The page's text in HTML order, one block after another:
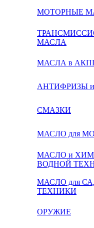
МОТОРНЫЕ
МАСЛА
МАСЛА в
АНТИФРИЗЫ
СМАЗКИ
МАСЛО для
МАСЛО и
ВОДНОЙ
МАСЛО для
ТЕХНИКИ
ОРУЖИЕ